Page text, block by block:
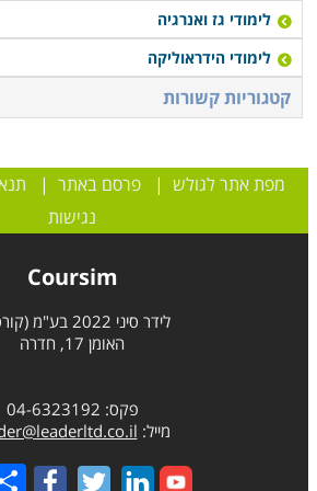
לימודי גז ואנרגיה
לימודי הידראוליקה
קטגוריות קשורות
מפת אתר לגולש |פרסם באתר |
נגישות
Coursim
לידר סיני 2022 בע"מ (קורסים)
האומן 17, חדרה
פקס: 04-6323192
מייל: